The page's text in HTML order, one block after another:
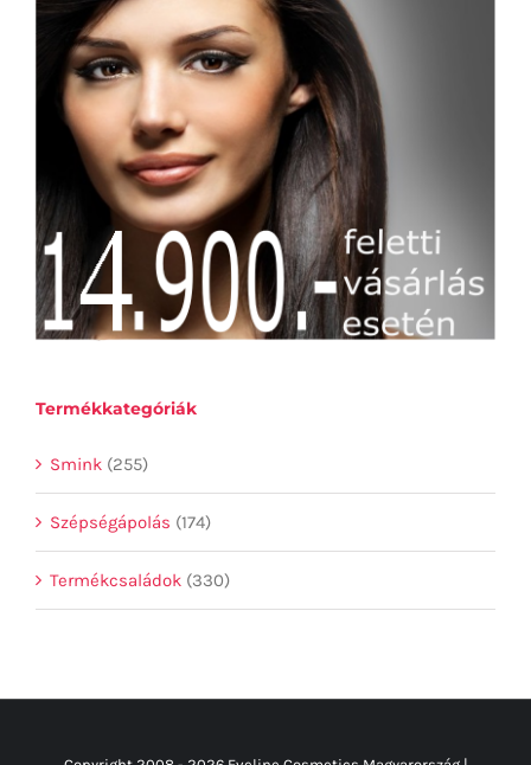
Termékkategóriák
Smink (255)
Szépségápolás (174)
Termékcsaládok (330)